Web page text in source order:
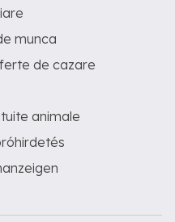
munca
de cazare
animale